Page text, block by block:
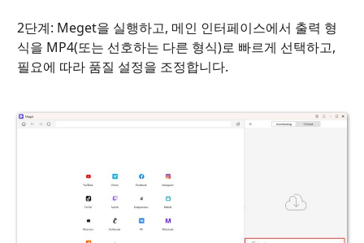
2단계: Meget을 실행하고, 메인 인터페이스에서 출력 형
식을 MP4(또는 선호하는 다른 형식)로 빠르게 선택하고,
필요에 따라 품질 설정을 조정합니다.